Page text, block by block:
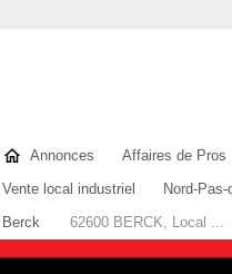
Annonces Affaires de Pros
Vente local industriel
Nord-Pas-
Berck
62600 BERCK, Local ...